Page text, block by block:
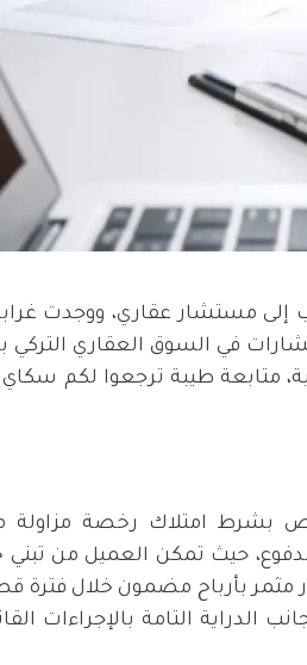
إلى مستشار عقاري، ووجدت
في السوق العقاري التركي
متابعة طيبة ترجعوا لكم سكاي
بشرط امتلاك رخصة مزاولة
حيث تمكن العميل من
مثمر بأرباح مضمون خلال فترة
التامة بالإجراءات